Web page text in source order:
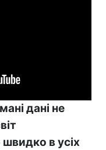
дані не
в усіх